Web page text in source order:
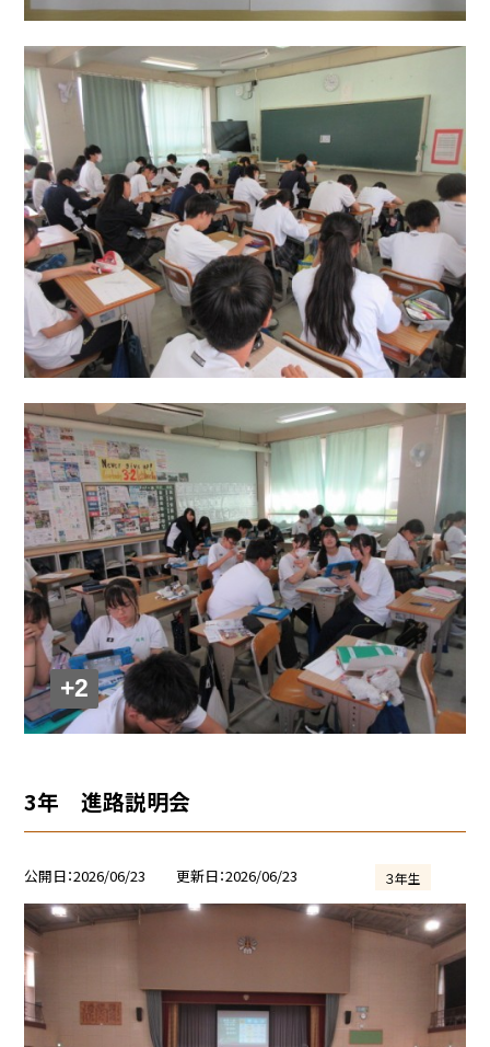
+2
3年 進路説明会
公開日 2026/06/23 更新日 2026/06/23 ３年生